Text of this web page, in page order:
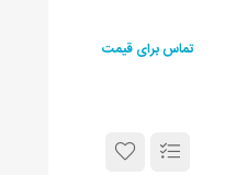
تماس برای قیمت